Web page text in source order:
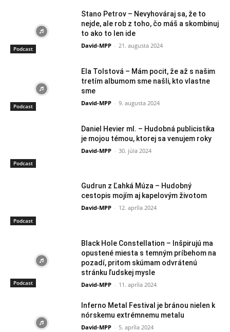
Podcast
Stano Petrov – Nevyhováraj sa, že to
nejde, ale rob z toho, čo máš a skombinuj
to ako to len ide
David-MPP - 21. augusta 2024
Podcast
Ela Tolstová – Mám pocit, že až s našim
tretím albumom sme našli, kto vlastne
sme
David-MPP - 9. augusta 2024
Podcast
Daniel Hevier ml. – Hudobná publicistika
je mojou témou, ktorej sa venujem roky
David-MPP - 30. júla 2024
Podcast
Gudrun z Ľahká Múza – Hudobný
cestopis mojím aj kapelovým životom
David-MPP - 12. apríla 2024
Podcast
Black Hole Constellation – Inšpirujú ma
opustené miesta s temným príbehom na
pozadí, pritom skúmam odvrátenú
stránku ľudskej mysle
David-MPP - 11. apríla 2024
Inferno Metal Festival je bránou nielen k
nórskemu extrémnemu metalu
David-MPP - 5. apríla 2024